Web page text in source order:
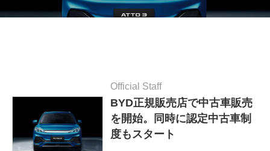
Official Staff
BYD正規販売店で中古車販売
を開始。同時に認定中古車制
度もスタート